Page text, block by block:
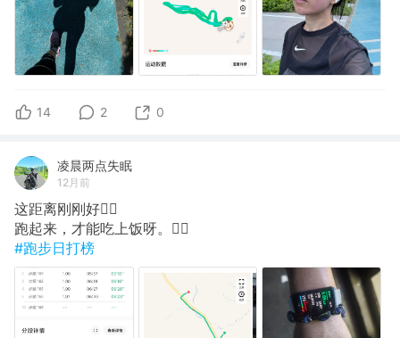
14 2 0
凌晨两点失眠
12月前
这距离刚刚好👌🏻
跑起来，才能吃上饭呀。🏃‍♂️
#跑步日打榜